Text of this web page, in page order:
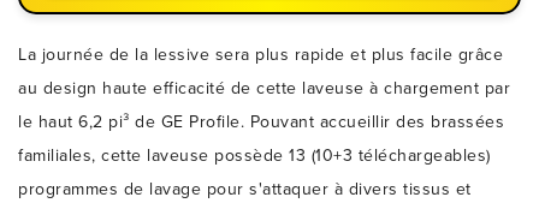
La journée de la lessive sera plus rapide et plus facile grâce
au design haute efficacité de cette laveuse à chargement par
le haut 6,2 pi³ de GE Profile. Pouvant accueillir des brassées
familiales, cette laveuse possède 13 (10+3 téléchargeables)
programmes de lavage pour s'attaquer à divers tissus et